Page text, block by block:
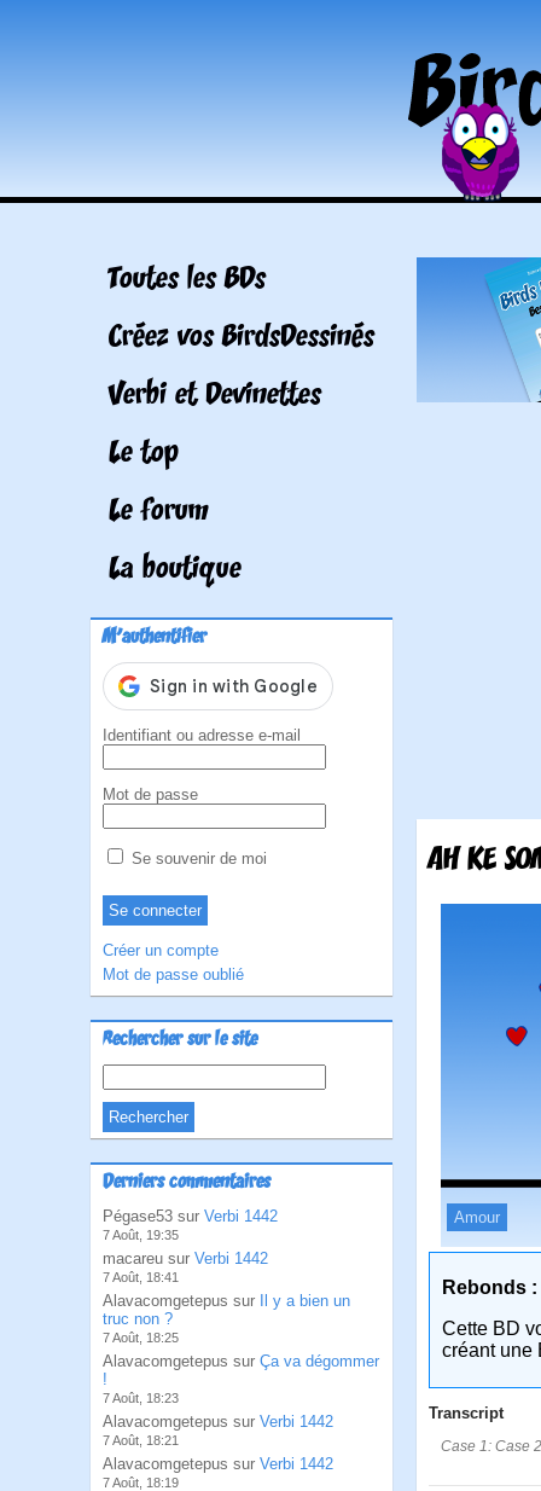
Toutes les BDs
Créez vos BirdsDessinés
Verbi et Devinettes
Le top
Le forum
La boutique
M'authentifier
Identifiant ou adresse e-mail
Mot de passe
Se souvenir de moi
Créer un compte
Mot de passe oublié
Rechercher sur le site
Derniers commentaires
Pégase53 sur Verbi 1442
7 Août, 19:35
macareu sur Verbi 1442
7 Août, 18:41
Alavacomgetepus sur
Il y a bien un
truc non ?
7 Août, 18:25
Alavacomgetepus sur Ça va dégommer
!
7 Août, 18:23
Alavacomgetepus sur Verbi 1442
7 Août, 18:21
Alavacomgetepus sur Verbi 1442
7 Août, 18:19
AH KE
Amour
Rebonds :
Cette BD
créant une
Transcript
Case 1: Case